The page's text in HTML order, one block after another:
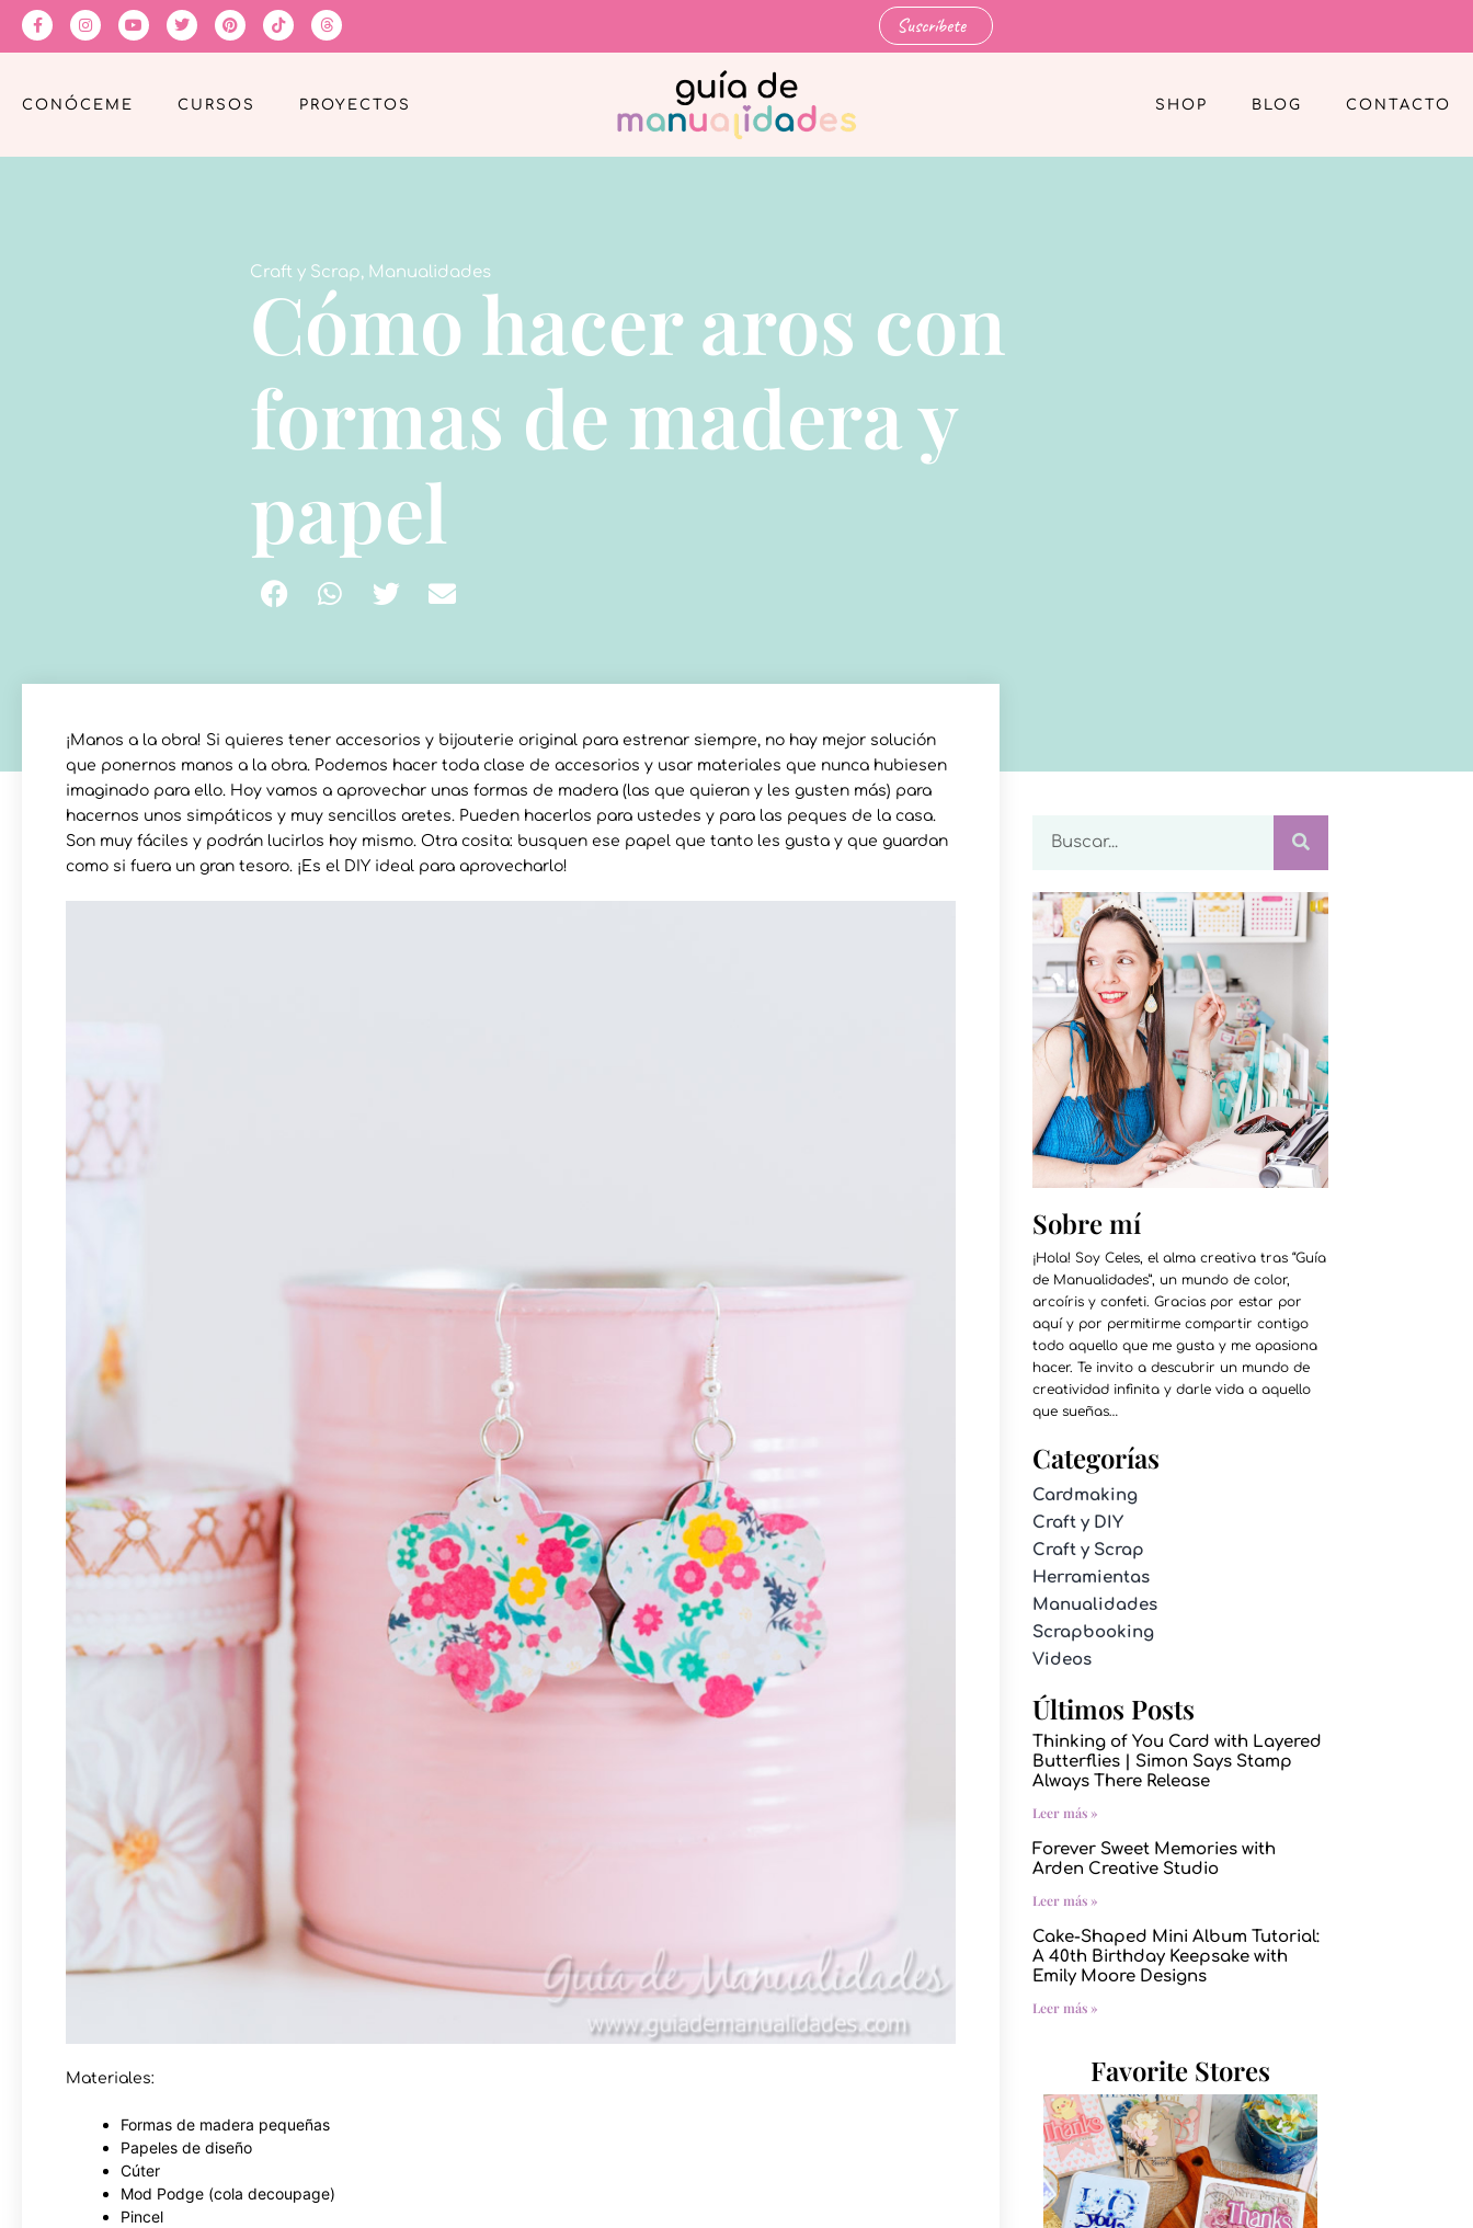
Suscríbete
CONÓCEME CURSOS PROYECTOS SHOP BLOG CONTACTO
Craft y Scrap, Manualidades
Cómo hacer aros con
formas de madera y
papel
¡Manos a la obra! Si quieres tener accesorios y bijouterie original para estrenar siempre, no hay mejor solución
que ponernos manos a la obra. Podemos hacer toda clase de accesorios y usar materiales que nunca hubiesen
imaginado para ello. Hoy vamos a aprovechar unas formas de madera (las que quieran y les gusten más) para
hacernos unos simpáticos y muy sencillos aretes. Pueden hacerlos para ustedes y para las peques de la casa.
Son muy fáciles y podrán lucirlos hoy mismo. Otra cosita: busquen ese papel que tanto les gusta y que guardan
como si fuera un gran tesoro. ¡Es el DIY ideal para aprovecharlo!
Materiales:
Formas de madera pequeñas
Papeles de diseño
Cúter
Mod Podge (cola decoupage)
Pincel
Sobre mí
¡Hola! Soy Celes, el alma creativa tras “Guía
de Manualidades”, un mundo de color,
arcoíris y confeti. Gracias por estar por
aquí y por permitirme compartir contigo
todo aquello que me gusta y me apasiona
hacer. Te invito a descubrir un mundo de
creatividad infinita y darle vida a aquello
que sueñas…
Categorías
Cardmaking
Craft y DIY
Craft y Scrap
Herramientas
Manualidades
Scrapbooking
Videos
Últimos Posts
Thinking of You Card with Layered
Butterflies | Simon Says Stamp
Always There Release
Leer más »
Forever Sweet Memories with
Arden Creative Studio
Leer más »
Cake-Shaped Mini Album Tutorial:
A 40th Birthday Keepsake with
Emily Moore Designs
Leer más »
Favorite Stores